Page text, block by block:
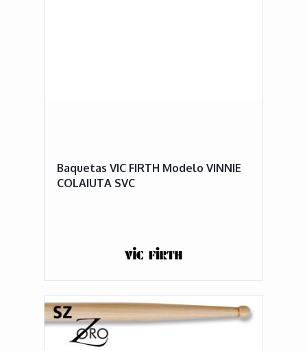
Baquetas VIC FIRTH Modelo VINNIE
COLAIUTA SVC